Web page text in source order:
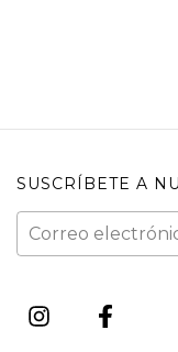
SUSCRÍBETE A